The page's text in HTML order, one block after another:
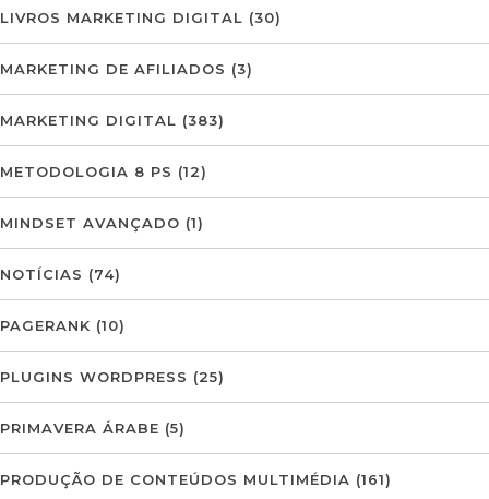
LIVROS MARKETING DIGITAL (30)
MARKETING DE AFILIADOS (3)
MARKETING DIGITAL (383)
METODOLOGIA 8 PS (12)
MINDSET AVANÇADO (1)
NOTÍCIAS (74)
PAGERANK (10)
PLUGINS WORDPRESS (25)
PRIMAVERA ÁRABE (5)
PRODUÇÃO DE CONTEÚDOS MULTIMÉDIA (161)